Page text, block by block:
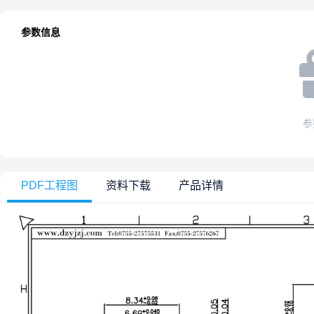
参数信息
PDF工程图 资料下载 产品详情